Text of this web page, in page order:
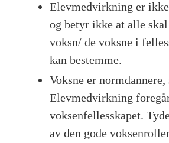
Elevmedvirkning er
og betyr ikke at alle
voksn/ de voksne i
kan bestemme.
Voksne er
Elevmedvirkning
voksenfellesskapet.
av den gode